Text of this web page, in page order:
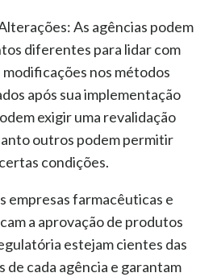
As agências podem
diferentes para lidar com
nos métodos
após sua implementação
exigir uma revalidação
outros podem permitir
condições.
empresas farmacêuticas e
a aprovação de produtos
estejam cientes das
cada agência e garantam